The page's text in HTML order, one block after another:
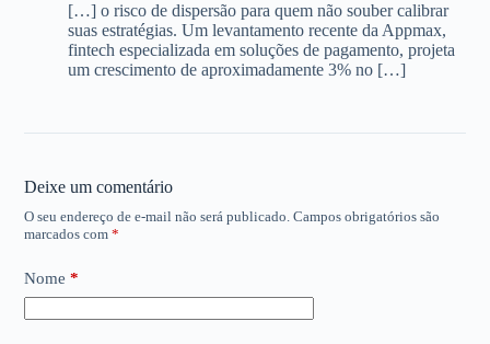
[…] o risco de dispersão para quem não souber calibrar
suas estratégias. Um levantamento recente da Appmax,
fintech especializada em soluções de pagamento, projeta
um crescimento de aproximadamente 3% no […]
Deixe um comentário
O seu endereço de e-mail não será publicado. Campos obrigatórios são
marcados com*
Nome *